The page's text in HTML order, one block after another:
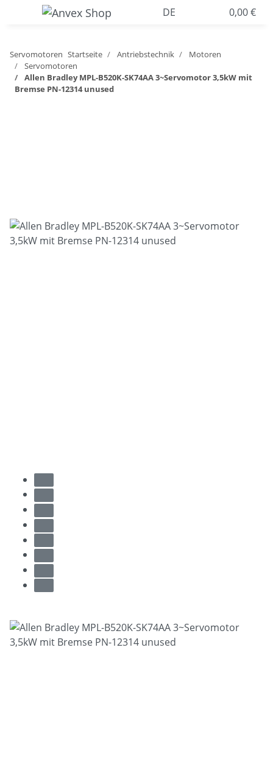
DE 0,00 €
Servomotoren Startseite Antriebstechnik
Motoren
Servomotoren
Allen Bradley MPL-B520K-SK74AA 3~Servomotor 3,5kW mit
Bremse PN-12314 unused